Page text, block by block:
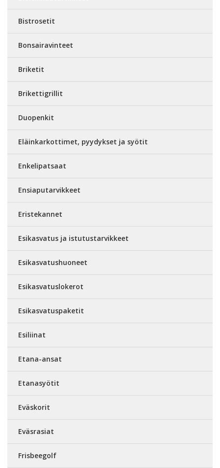
Bistrosetit
Bonsairavinteet
Briketit
Brikettigrillit
Duopenkit
Eläinkarkottimet, pyydykset ja syötit
Enkelipatsaat
Ensiaputarvikkeet
Eristekannet
Esikasvatus ja istutustarvikkeet
Esikasvatushuoneet
Esikasvatuslokerot
Esikasvatuspaketit
Esiliinat
Etana-ansat
Etanasyötit
Eväskorit
Eväsrasiat
Frisbeegolf